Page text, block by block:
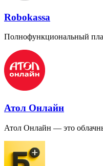
Robokassa
Полнофункциональный
Атол Онлайн
Атол Онлайн — это